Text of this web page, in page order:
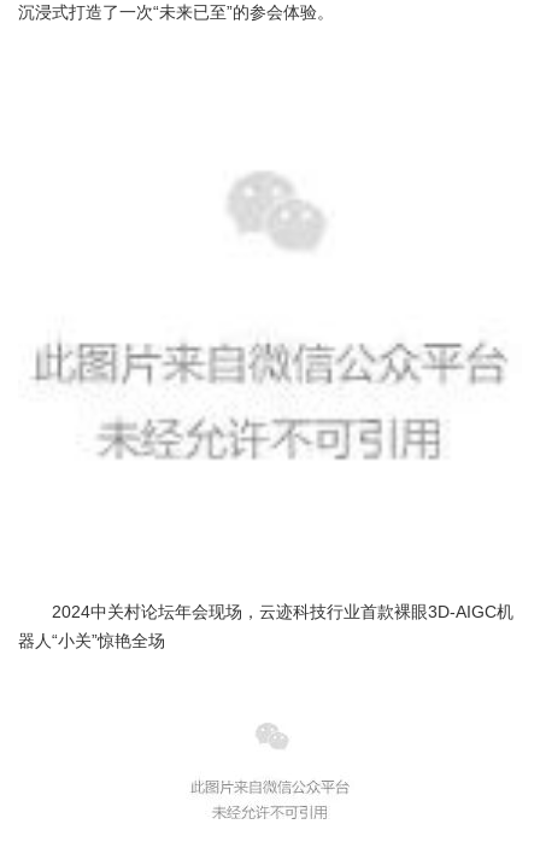
沉浸式打造了一次“未来已至”的参会体验。
2024中关村论坛年会现场，云迹科技行业首款裸眼3D-AIGC机
器人“小关”惊艳全场